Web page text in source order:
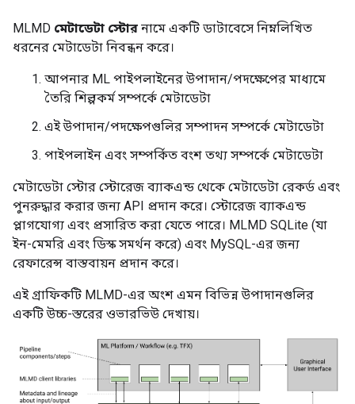
MLMD মেটাডেটা স্টোর নামে একটি ডাটাবেসে নিম্নলিখিত
ধরনের মেটাডেটা নিবন্ধন করে।
আপনার ML পাইপলাইনের উপাদান/পদক্ষেপের মাধ্যমে
তৈরি শিল্পকর্ম সম্পর্কে মেটাডেটা
এই উপাদান/পদক্ষেপগুলির সম্পাদন সম্পর্কে মেটাডেটা
পাইপলাইন এবং সম্পর্কিত বংশ তথ্য সম্পর্কে মেটাডেটা
মেটাডেটা স্টোর স্টোরেজ ব্যাকএন্ড থেকে মেটাডেটা রেকর্ড এবং
পুনরুদ্ধার করার জন্য API প্রদান করে। স্টোরেজ ব্যাকএন্ড
প্লাগযোগ্য এবং প্রসারিত করা যেতে পারে। MLMD SQLite (যা
ইন-মেমরি এবং ডিস্ক সমর্থন করে) এবং MySQL-এর জন্য
রেফারেন্স বাস্তবায়ন প্রদান করে।
এই গ্রাফিকটি MLMD-এর অংশ এমন বিভিন্ন উপাদানগুলির
একটি উচ্চ-স্তরের ওভারভিউ দেখায়।